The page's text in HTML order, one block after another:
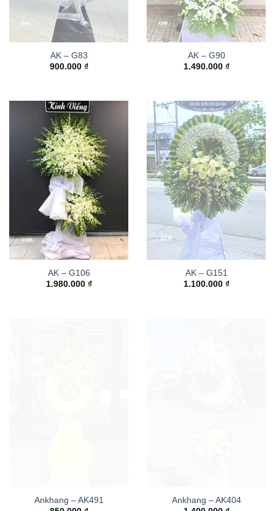
AK – G83
900.000 ₫
AK – G90
1.490.000 ₫
AK – G106
1.980.000 ₫
AK – G151
1.100.000 ₫
Ankhang – AK491
Ankhang – AK404